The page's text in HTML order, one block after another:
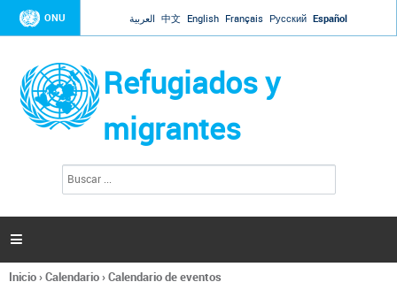
Jump to navigation
ONU العربية 中文 English Français Русский Español
Refugiados y
migrantes
l
s

Se
Inicio›Calendario›Calendario de eventos